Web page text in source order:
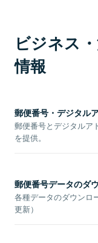
ビジネス
情報
郵便番号・デジタル
郵便番号とデジタルア
を提供。
郵便番号データのダ
各種データのダウンロ
更新）